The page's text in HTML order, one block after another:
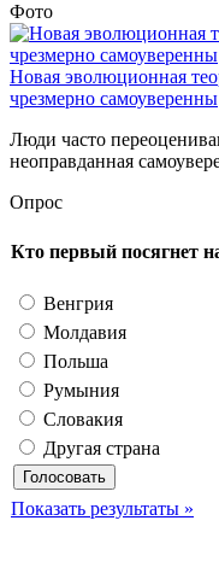
Фото
Новая эволюционная
чрезмерно самоуверенны
Люди часто
неоправданная
Опрос
Кто первый посягнет
Венгрия
Молдавия
Польша
Румыния
Словакия
Другая страна
Показать результаты »